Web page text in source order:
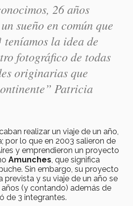
26 años
sueño en común que
la idea de
fotográfico de todas
originarias que
Patricia
realizar un viaje de un año,
por lo que en 2003 salieron de
y emprendieron un proyecto
Amunches , que significa
Sin embargo, su proyecto
y su viaje de un año se
(y contando) además de
de 3 integrantes.